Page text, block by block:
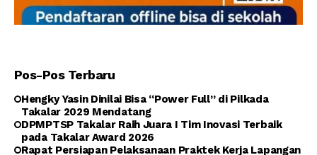
Pos-Pos Terbaru
Hengky Yasin Dinilai Bisa “Power Full” di Pilkada
Takalar 2029 Mendatang
DPMPTSP Takalar Raih Juara I Tim Inovasi Terbaik
pada Takalar Award 2026
Rapat Persiapan Pelaksanaan Praktek Kerja Lapangan